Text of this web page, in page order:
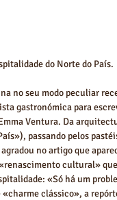
do Norte do País.
no seu modo peculiar
gastronómica para
Ventura. Da
passando pelos
no artigo que
cultural»
«Só há um
clássico», a